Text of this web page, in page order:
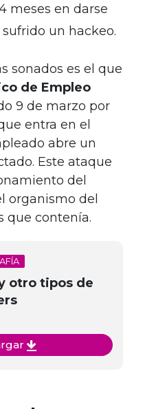
meses en darse
un hackeo.
sonados es el que
de Empleo
9 de marzo por
entra en el
abre un
Este ataque
del
organismo del
que contenía.
otro tipos de